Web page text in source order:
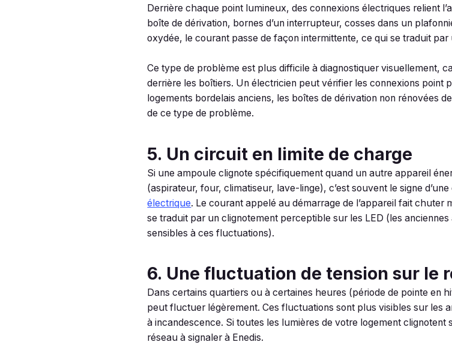
Derrière chaque point lumineux, des connexions électriques relient
boîte de dérivation, bornes d’un interrupteur, cosses dans un
oxydée, le courant passe de façon intermittente, ce qui se traduit par
Ce type de problème est plus difficile à diagnostiquer visuellement,
derrière les boîtiers. Un électricien peut vérifier les connexions point
logements bordelais anciens, les boîtes de dérivation non rénovées
de ce type de problème.
5. Un circuit en limite de charge
Si une ampoule clignote spécifiquement quand un autre appareil
(aspirateur, four, climatiseur, lave-linge), c’est souvent le signe
électrique. Le courant appelé au démarrage de l’appareil fait chuter
se traduit par un clignotement perceptible sur les LED (les
sensibles à ces fluctuations).
6. Une fluctuation de tension sur le
Dans certains quartiers ou à certaines heures (période de pointe en
peut fluctuer légèrement. Ces fluctuations sont plus visibles sur les
à incandescence. Si toutes les lumières de votre logement clignotent
réseau à signaler à Enedis.